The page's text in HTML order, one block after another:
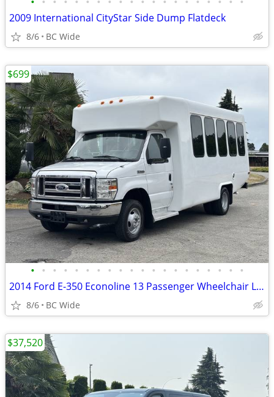
2009 International CityStar Side Dump Flatdeck
8/6 BC Wide
• • • • • • • • • • • • • • • • • • • •
2014 Ford E-350 Econoline 13 Passenger Wheelchair Lift Bus
8/6 BC Wide
$699
$37,520